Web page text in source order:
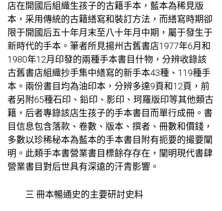
店在開國后組織生孩子的古籍手本，藍本為稀見版
本，采用傳統的古籍繕寫和裝訂方法，而繕寫時期卻
限于開國后五十年月末至八十年月中期，屬于發生于
新時代的手本。筆者所見揚州古舊書店1977年6月和
1980年12月印發的兩種手本書目什物，分辨收錄該
古舊書店組織抄手集中繕寫的新手本43種、119種手
本。兩份書目均為油印本，分辨多達9頁和12頁，前
者另附65種石印、鉛印、影印、珂羅版印等其他類古
籍，后者專錄該店生孩子的手本書目而單行成冊。書
目信息包含落款、卷數、版本、撰者、冊數和價錢，
多數以珍稀秘本為藍本的手本書目附有扼要的撮要闡
明。此類手本書營業書目標餘存存在，闡明現代書肆
營業書目對后世具有深遠的汗青影響。
三 冊本暢通史的主要研討史料